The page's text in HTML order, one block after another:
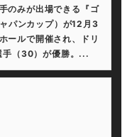
のみが出場できる『ゴ
パンカップ）が12月3
ールで開催され、ドリ
手（30）が優勝。...